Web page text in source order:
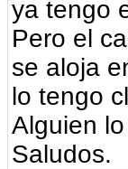
ya tengo
Pero el
se aloja
lo tengo
Alguien
Saludos.